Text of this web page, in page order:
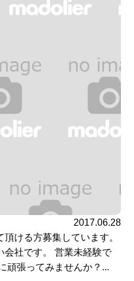
2017.06.28
ける方募集しています。
会社です。 営業未経験で
頑張ってみませんか？...